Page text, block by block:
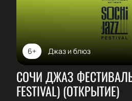
Джаз и блюз
6+
СОЧИ ДЖАЗ ФЕСТИВАЛЬ
FESTIVAL) (ОТКРЫТИЕ)